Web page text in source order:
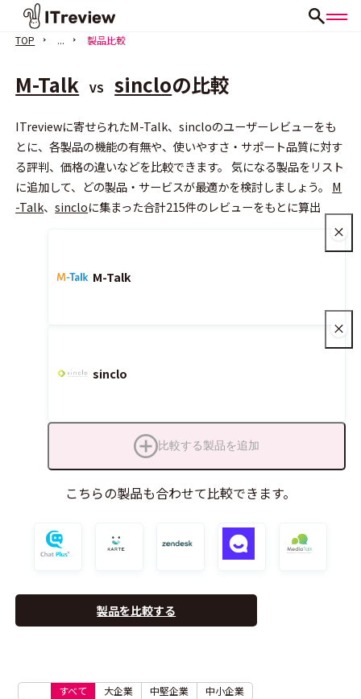
TOP ... 製品比較
M-Talk VS sincloの比較
ITreviewに寄せられたM-Talk、sincloのユーザーレビューをも
とに、各製品の機能の有無や、使いやすさ・サポート品質に対す
る評判、価格の違いなどを比較できます。 気になる製品をリスト
に追加して、どの製品・サービスが最適かを検討しましょう。 M
-Talk、sincloに集まった合計215件のレビューをもとに算出
M-Talk
sinclo
比較する製品を追加
こちらの製品も合わせて比較できます。
製品を比較する
すべて 大企業 中堅企業 中小企業
会員登録（無料）